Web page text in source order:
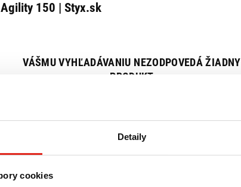
Detaily
cookies
150 | Styx.sk
VÁŠMU VYHĽADÁVANIU NEZODPOVEDÁ ŽIADNY
PRODUKT